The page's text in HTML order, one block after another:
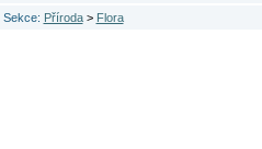
Sekce: Příroda> Flora